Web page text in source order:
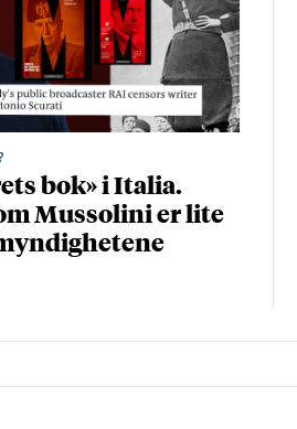
bok» i Italia.
Mussolini er lite